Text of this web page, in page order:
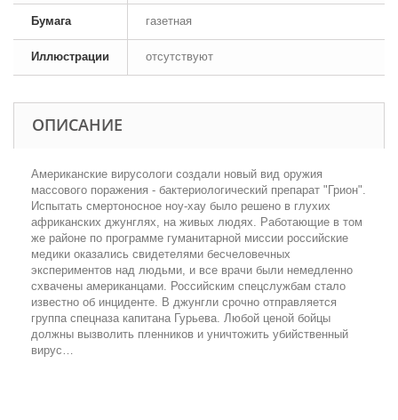
Бумага газетная
Иллюстрации отсутствуют
ОПИСАНИЕ
Американские вирусологи создали новый вид оружия
массового поражения - бактериологический препарат "Грион".
Испытать смертоносное ноу-хау было решено в глухих
африканских джунглях, на живых людях. Работающие в том
же районе по программе гуманитарной миссии российские
медики оказались свидетелями бесчеловечных
экспериментов над людьми, и все врачи были немедленно
схвачены американцами. Российским спецслужбам стало
известно об инциденте. В джунгли срочно отправляется
группа спецназа капитана Гурьева. Любой ценой бойцы
должны вызволить пленников и уничтожить убийственный
вирус…